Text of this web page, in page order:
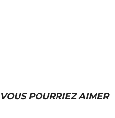
VOUS POURRIEZ AIMER